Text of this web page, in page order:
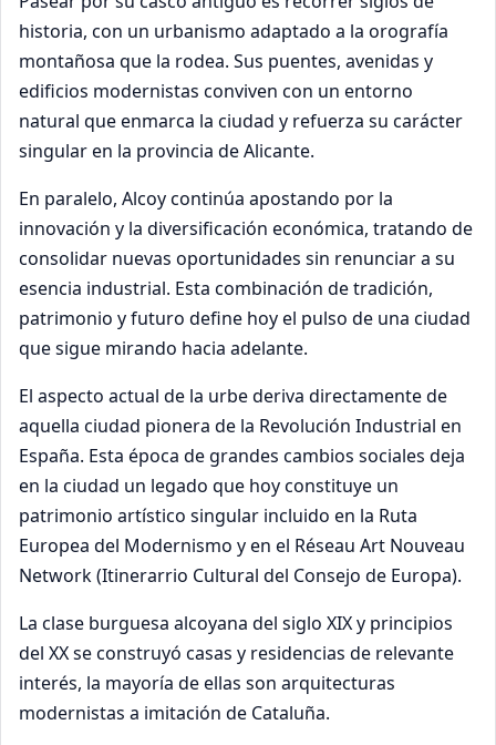
historia, con un urbanismo adaptado a la orografía
montañosa que la rodea. Sus puentes, avenidas y
edificios modernistas conviven con un entorno
natural que enmarca la ciudad y refuerza su carácter
singular en la provincia de Alicante.
En paralelo, Alcoy continúa apostando por la
innovación y la diversificación económica, tratando de
consolidar nuevas oportunidades sin renunciar a su
esencia industrial. Esta combinación de tradición,
patrimonio y futuro define hoy el pulso de una ciudad
que sigue mirando hacia adelante.
El aspecto actual de la urbe deriva directamente de
aquella ciudad pionera de la Revolución Industrial en
España. Esta época de grandes cambios sociales deja
en la ciudad un legado que hoy constituye un
patrimonio artístico singular incluido en la Ruta
Europea del Modernismo y en el Réseau Art Nouveau
Network (Itinerarrio Cultural del Consejo de Europa).
La clase burguesa alcoyana del siglo XIX y principios
del XX se construyó casas y residencias de relevante
interés, la mayoría de ellas son arquitecturas
modernistas a imitación de Cataluña.